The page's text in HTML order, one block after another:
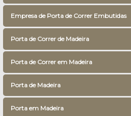
Empresa de Porta de Correr Embutidas
Porta de Correr de Madeira
Porta de Correr em Madeira
Porta de Madeira
Porta em Madeira